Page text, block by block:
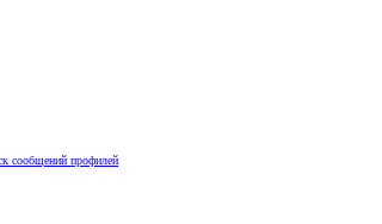
сообщений профилей